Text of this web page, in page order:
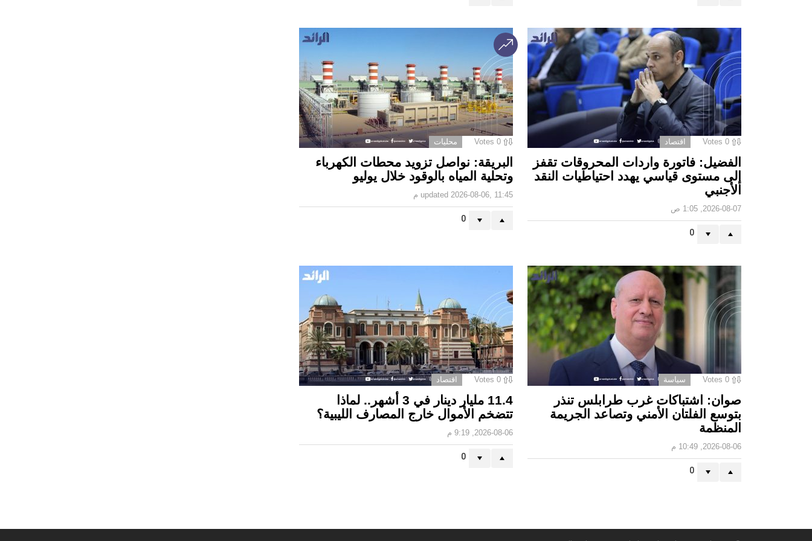
0
Votes اقتصاد
الفضيل: فاتورة واردات المحروقات تقفز
إلى مستوى قياسي يهدد احتياطيات النقد
الأجنبي
2026-08-07, 1:05 ص
0
0
Votes محليات
البريقة: نواصل تزويد محطات الكهرباء
وتحلية المياه بالوقود خلال يوليو
updated 2026-08-06, 11:45 م
0
0
Votes سياسة
صوان: اشتباكات غرب طرابلس تنذر
بتوسع الفلتان الأمني وتصاعد الجريمة
المنظمة
2026-08-06, 10:49 م
0
0
Votes اقتصاد
11.4 مليار دينار في 3 أشهر.. لماذا
تتضخم الأموال خارج المصارف الليبية؟
2026-08-06, 9:19 م
0